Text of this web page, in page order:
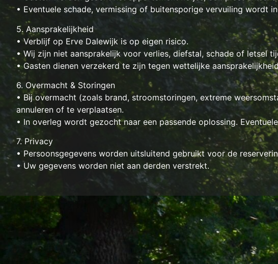
• Eventuele schade, vermissing of buitensporige vervuiling wordt
5. Aansprakelijkheid
• Verblijf op Erve Dalewijk is op eigen risico.
• Wij zijn niet aansprakelijk voor verlies, diefstal, schade of letsel
• Gasten dienen verzekerd te zijn tegen wettelijke
6. Overmacht & Storingen
• Bij overmacht (zoals brand, stroomstoringen, extreme
annuleren of te verplaatsen.
• In overleg wordt gezocht naar een passende oplossing.
7. Privacy
• Persoonsgegevens worden uitsluitend gebruikt voor de
• Uw gegevens worden niet aan derden verstrekt.